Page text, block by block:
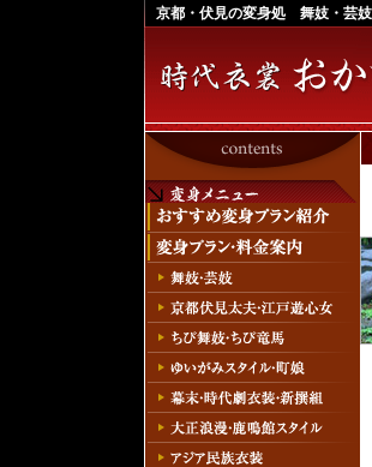
京都・伏見の変身処 舞妓・芸